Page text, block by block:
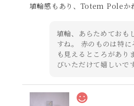
埴輪感もあり、Totem Poleか
埴輪、あらためておも
すね。 赤のものは特に
も見えるところがあり
びいただけて嬉しいです